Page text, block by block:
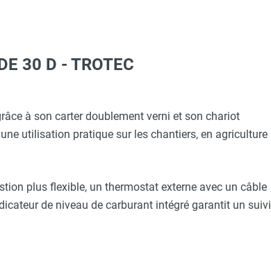
V - TROTEC
30 D - TROTEC
à son carter doublement verni et son chariot
utilisation pratique sur les chantiers, en agriculture
plus flexible, un thermostat externe avec un câble
de niveau de carburant intégré garantit un suivi